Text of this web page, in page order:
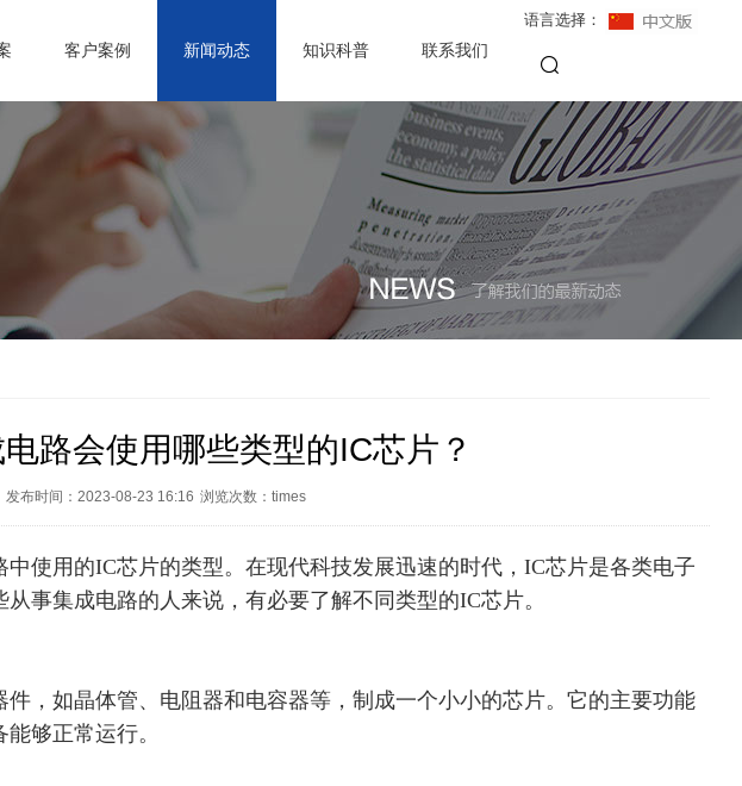
客户案例 新闻动态 知识科普 联系我们
语言选择：
路会使用哪些类型的IC芯片？
发布时间：2023-08-23 16:16 浏览次数： times
使用的IC芯片的类型。在现代科技发展迅速的时代，IC芯片是各类电子
从事集成电路的 人来说， 有必要了解不同类型的IC芯片。
，如晶体管、电阻器和电容器等，制成一个小小的芯片。它的主要功能
够正常运行。